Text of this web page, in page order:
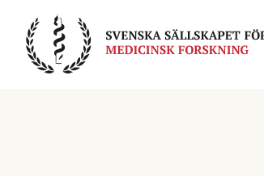
content